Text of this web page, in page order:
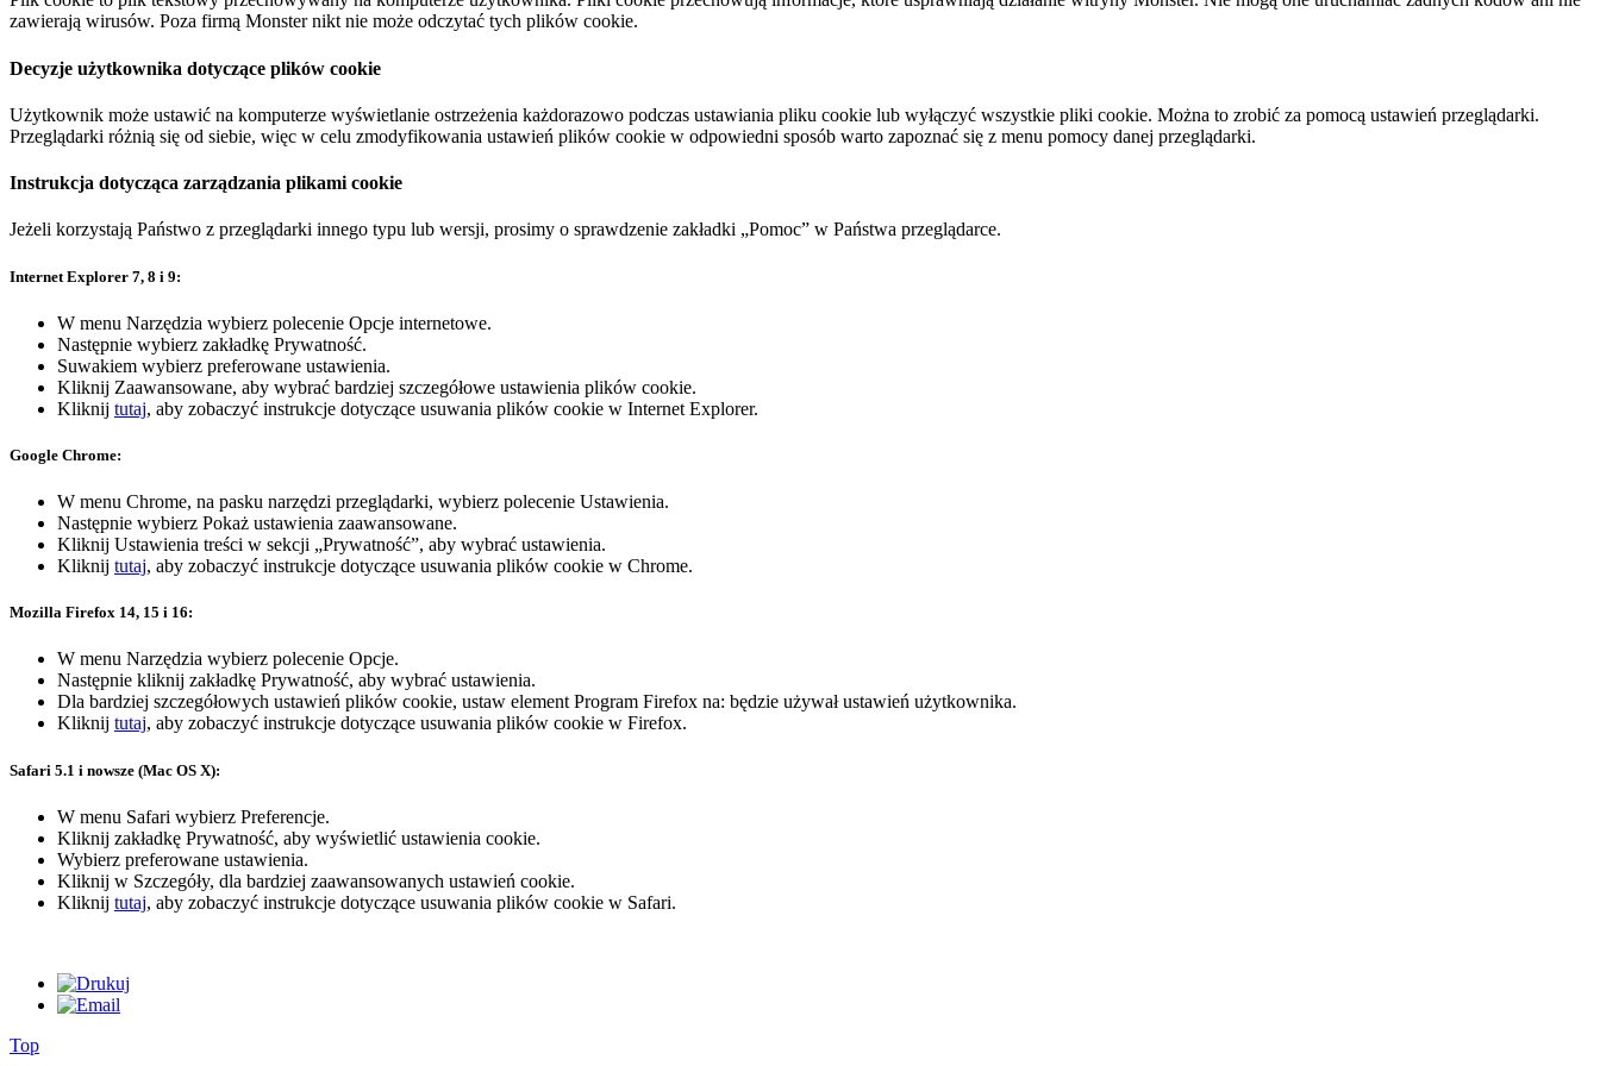
zawierają wirusów. Poza firmą Monster nikt nie może odczytać tych plików cookie.
Decyzje użytkownika dotyczące plików cookie
Użytkownik może ustawić na komputerze wyświetlanie ostrzeżenia każdorazowo podczas ustawiania pliku cookie lub wyłączyć wszystkie pliki cookie. Można to zrobić za pomocą ustawień przeglądarki.
Przeglądarki różnią się od siebie, więc w celu zmodyfikowania ustawień plików cookie w odpowiedni sposób warto zapoznać się z menu pomocy danej przeglądarki.
Instrukcja dotycząca zarządzania plikami cookie
Jeżeli korzystają Państwo z przeglądarki innego typu lub wersji, prosimy o sprawdzenie zakładki „Pomoc” w Państwa przeglądarce.
Internet Explorer 7, 8 i 9:
W menu Narzędzia wybierz polecenie Opcje internetowe.
Następnie wybierz zakładkę Prywatność.
Suwakiem wybierz preferowane ustawienia.
Kliknij Zaawansowane, aby wybrać bardziej szczegółowe ustawienia plików cookie.
Kliknij tutaj, aby zobaczyć instrukcje dotyczące usuwania plików cookie w Internet Explorer.
Google Chrome:
W menu Chrome, na pasku narzędzi przeglądarki, wybierz polecenie Ustawienia.
Następnie wybierz Pokaż ustawienia zaawansowane.
Kliknij Ustawienia treści w sekcji „Prywatność”, aby wybrać ustawienia.
Kliknij tutaj, aby zobaczyć instrukcje dotyczące usuwania plików cookie w Chrome.
Mozilla Firefox 14, 15 i 16:
W menu Narzędzia wybierz polecenie Opcje.
Następnie kliknij zakładkę Prywatność, aby wybrać ustawienia.
Dla bardziej szczegółowych ustawień plików cookie, ustaw element Program Firefox na: będzie używał ustawień użytkownika.
Kliknij tutaj, aby zobaczyć instrukcje dotyczące usuwania plików cookie w Firefox.
Safari 5.1 i nowsze (Mac OS X):
W menu Safari wybierz Preferencje.
Kliknij zakładkę Prywatność, aby wyświetlić ustawienia cookie.
Wybierz preferowane ustawienia.
Kliknij w Szczegóły, dla bardziej zaawansowanych ustawień cookie.
Kliknij tutaj, aby zobaczyć instrukcje dotyczące usuwania plików cookie w Safari.
Top